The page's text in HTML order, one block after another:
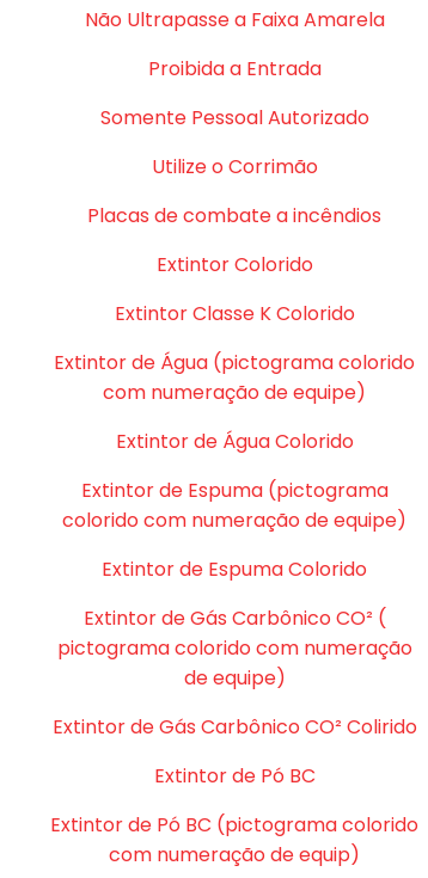
Não Ultrapasse a Faixa Amarela
Proibida a Entrada
Somente Pessoal Autorizado
Utilize o Corrimão
Placas de combate a incêndios
Extintor Colorido
Extintor Classe K Colorido
Extintor de Água (pictograma colorido
com numeração de equipe)
Extintor de Água Colorido
Extintor de Espuma (pictograma
colorido com numeração de equipe)
Extintor de Espuma Colorido
Extintor de Gás Carbônico CO² (
pictograma colorido com numeração
de equipe)
Extintor de Gás Carbônico CO² Colirido
Extintor de Pó BC
Extintor de Pó BC (pictograma colorido
com numeração de equip)